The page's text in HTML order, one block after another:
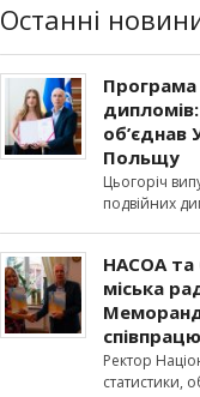
Останні
Програма
об’єднав
Польщу
Цьогоріч
подвійних
НАСОА та
міська
Ректор
статистики,